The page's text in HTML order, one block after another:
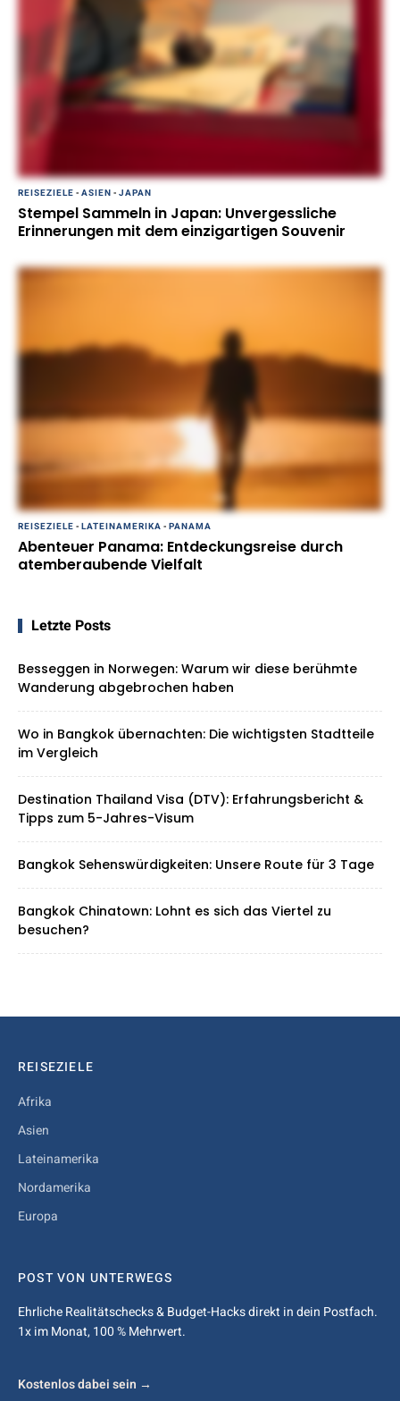
REISEZIELE - ASIEN - JAPAN
Stempel Sammeln in Japan: Unvergessliche
Erinnerungen mit dem einzigartigen Souvenir
REISEZIELE - LATEINAMERIKA - PANAMA
Abenteuer Panama: Entdeckungsreise durch
atemberaubende Vielfalt
Letzte Posts
Besseggen in Norwegen: Warum wir diese berühmte
Wanderung abgebrochen haben
Wo in Bangkok übernachten: Die wichtigsten Stadtteile
im Vergleich
Destination Thailand Visa (DTV): Erfahrungsbericht &
Tipps zum 5-Jahres-Visum
Bangkok Sehenswürdigkeiten: Unsere Route für 3 Tage
Bangkok Chinatown: Lohnt es sich das Viertel zu
besuchen?
REISEZIELE
Afrika
Asien
Lateinamerika
Nordamerika
Europa
POST VON UNTERWEGS
Ehrliche Realitätschecks & Budget-Hacks direkt in dein Postfach.
1x im Monat, 100 % Mehrwert.
Kostenlos dabei sein →